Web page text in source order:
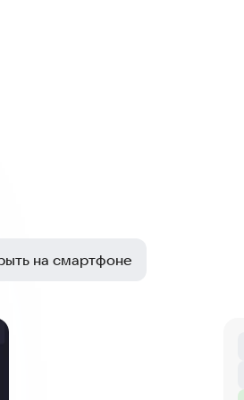
на смартфоне